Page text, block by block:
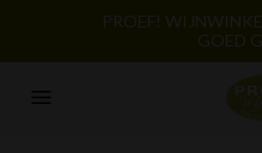
PROEF!
GOED